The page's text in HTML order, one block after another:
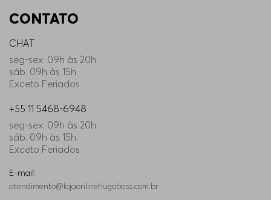
CONTATO
CHAT
seg-sex: 09h às 20h
sáb: 09h às 15h
Exceto Feriados
+55 11 5468-6948
seg-sex: 09h às 20h
sáb: 09h às 15h
Exceto Feriados
E-mail:
atendimento@lojaonlinehugoboss.com.br